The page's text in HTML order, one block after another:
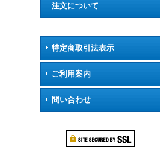
注文について
特定商取引法表示
ご利用案内
問い合わせ